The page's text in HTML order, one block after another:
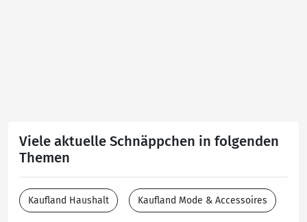
Viele aktuelle Schnäppchen in folgenden
Themen
Kaufland Haushalt Kaufland Mode & Accessoires